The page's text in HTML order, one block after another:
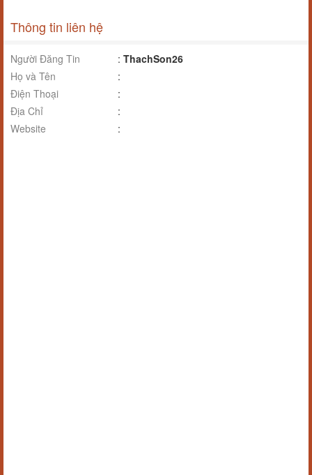
Thông tin liên hệ
Người Đăng Tin : ThachSon26
Họ và Tên
:
Điện Thoại
:
Địa Chỉ
:
Website
: